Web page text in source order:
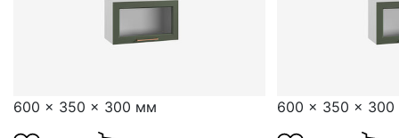
600 x 350 x 300 мм 600 x 350 x